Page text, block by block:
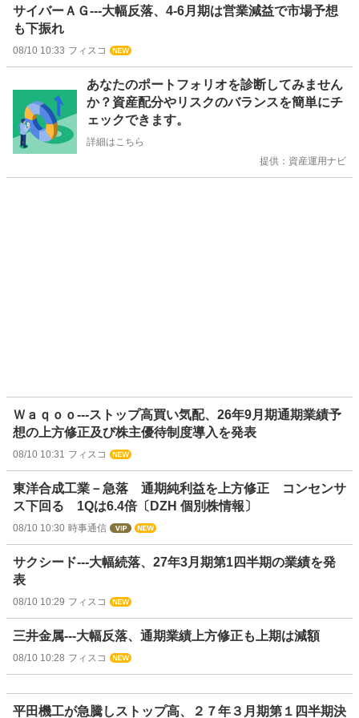
サイバーＡＧ---大幅反落、4-6月期は営業減益で市場予想
も下振れ
08/10 10:33 フィスコ
あなたのポートフォリオを診断してみません
か？資産配分やリスクのバランスを簡単にチ
ェックできます。
詳細はこちら
提供：資産運用ナビ
Ｗａｑｏｏ---ストップ高買い気配、26年9月期通期業績予
想の上方修正及び株主優待制度導入を発表
08/10 10:31 フィスコ
東洋合成工業－急落 通期純利益を上方修正 コンセンサ
ス下回る 1Qは6.4倍〔DZH 個別株情報〕
08/10 10:30 時事通信
サクシード---大幅続落、27年3月期第1四半期の業績を発
表
08/10 10:29 フィスコ
三井金属---大幅反落、通期業績上方修正も上期は減額
08/10 10:28 フィスコ
平田機工が急騰しストップ高、２７年３月期第１四半期決